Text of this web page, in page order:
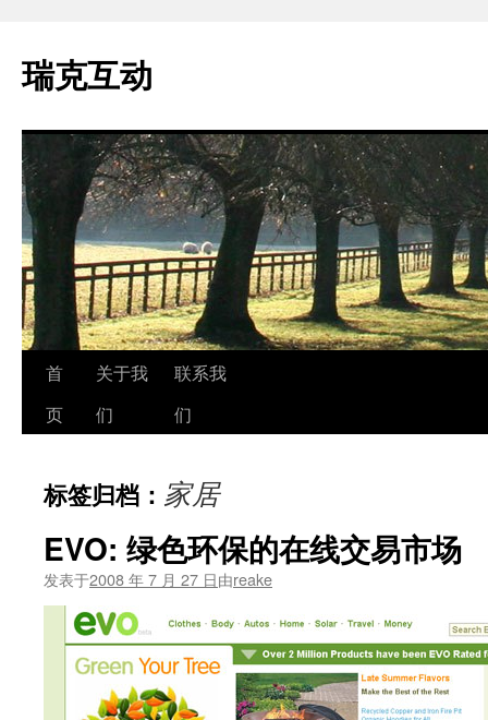
瑞克互动
跳
至
文
首
页
关于我
们
联系我
们
标签归档： 家居
EVO: 绿色环保的在线交易市场
发表于2008 年 7 月 27 日由reake